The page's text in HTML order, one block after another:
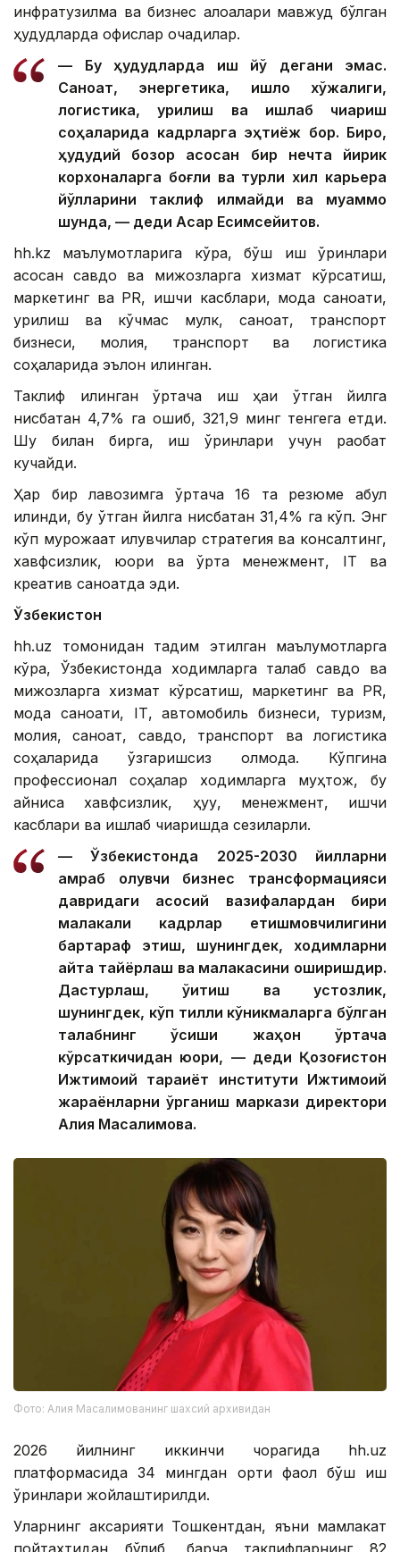
инфратузилма ва бизнес алоқалари мавжуд бўлган
ҳудудларда офислар очадилар.
— Бу ҳудудларда иш йўқ дегани эмас.
Саноат, энергетика, қишлоқ хўжалиги,
логистика, қурилиш ва ишлаб чиқариш
соҳаларида кадрларга эҳтиёж бор. Бироқ,
ҳудудий бозор асосан бир нечта йирик
корхоналарга боғлиқ ва турли хил карьера
йўлларини таклиф қилмайди ва муаммо
шунда, — деди Асқар Есимсейитов.
hh.kz маълумотларига кўра, бўш иш ўринлари
асосан савдо ва мижозларга хизмат кўрсатиш,
маркетинг ва PR, ишчи касблари, мода саноати,
қурилиш ва кўчмас мулк, саноат, транспорт
бизнеси, молия, транспорт ва логистика
соҳаларида эълон қилинган.
Таклиф қилинган ўртача иш ҳақи ўтган йилга
нисбатан 4,7% га ошиб, 321,9 минг тенгега етди.
Шу билан бирга, иш ўринлари учун рақобат
кучайди.
Ҳар бир лавозимга ўртача 16 та резюме қабул
қилинди, бу ўтган йилга нисбатан 31,4% га кўп. Энг
кўп мурожаат қилувчилар стратегия ва консалтинг,
хавфсизлик, юқори ва ўрта менежмент, IТ ва
креатив саноатда эди.
Ўзбекистон
hh.uz томонидан тақдим этилган маълумотларга
кўра, Ўзбекистонда ходимларга талаб савдо ва
мижозларга хизмат кўрсатиш, маркетинг ва PR,
мода саноати, IТ, автомобиль бизнеси, туризм,
молия, саноат, савдо, транспорт ва логистика
соҳаларида ўзгаришсиз қолмоқда. Кўпгина
профессионал соҳалар ходимларга муҳтож, бу
айниқса хавфсизлик, ҳуқуқ, менежмент, ишчи
касблари ва ишлаб чиқаришда сезиларли.
— Ўзбекистонда 2025-2030 йилларни
қамраб олувчи бизнес трансформацияси
давридаги асосий вазифалардан бири
малакали кадрлар етишмовчилигини
бартараф этиш, шунингдек, ходимларни
қайта тайёрлаш ва малакасини оширишдир.
Дастурлаш, ўқитиш ва устозлик,
шунингдек, кўп тилли кўникмаларга бўлган
талабнинг ўсиши жаҳон ўртача
кўрсаткичидан юқори, — деди Қозоғистон
Ижтимоий тараққиёт институти Ижтимоий
жараёнларни ўрганиш маркази директори
Алия Масалимова.
Фото: Алия Масалимованинг шахсий архивидан
2026 йилнинг иккинчи чорагида hh.uz
платформасида 34 мингдан ортиқ фаол бўш иш
ўринлари жойлаштирилди.
Уларнинг аксарияти Тошкентдан, яъни мамлакат